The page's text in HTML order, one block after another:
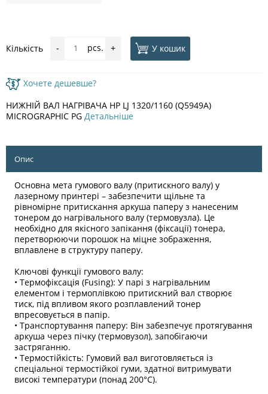
Кількість - pcs. + У кошик
Хочете дешевше?
НИЖНІЙ ВАЛ НАГРІВАЧА HP LJ 1320/1160 (Q5949A)
MICROGRAPHIC PG Детальніше
Опис
Основна мета гумового валу (притискного валу) у
лазерному принтері – забезпечити щільне та
рівномірне притискання аркуша паперу з нанесеним
тонером до нагрівального валу (термовузла). Це
необхідно для якісного запікання (фіксації) тонера,
перетворюючи порошок на міцне зображення,
вплавлене в структуру паперу.
Ключові функції гумового валу:
• Термофіксація (Fusing): У парі з нагрівальним
елементом і термоплівкою притискний вал створює
тиск, під впливом якого розплавлений тонер
впресовується в папір.
• Транспортування паперу: Він забезпечує протягування
аркуша через пічку (термовузол), запобігаючи
застряганню.
• Термостійкість: Гумовий вал виготовляється із
спеціальної термостійкої гуми, здатної витримувати
високі температури (понад 200°C).